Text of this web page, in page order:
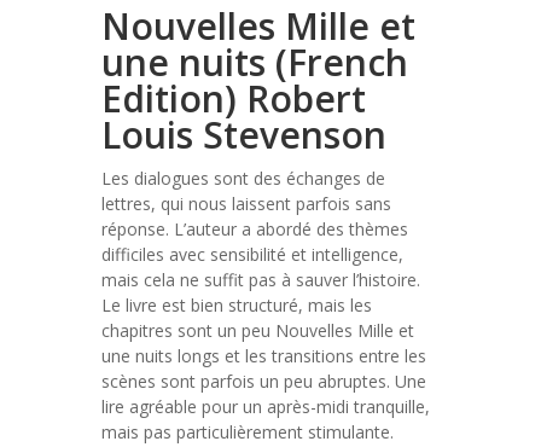
Nouvelles Mille et
une nuits (French
Edition) Robert
Louis Stevenson
Les dialogues sont des échanges de
lettres, qui nous laissent parfois sans
réponse. L’auteur a abordé des thèmes
difficiles avec sensibilité et intelligence,
mais cela ne suffit pas à sauver l’histoire.
Le livre est bien structuré, mais les
chapitres sont un peu Nouvelles Mille et
une nuits longs et les transitions entre les
scènes sont parfois un peu abruptes. Une
lire agréable pour un après-midi tranquille,
mais pas particulièrement stimulante.